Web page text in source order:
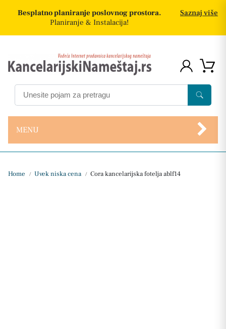
Besplatno planiranje poslovnog prostora.
Planiranje & Instalacija!
Saznaj više
MENU
Home / Uvek niska cena / Cora kancelarijska fotelja ablf14